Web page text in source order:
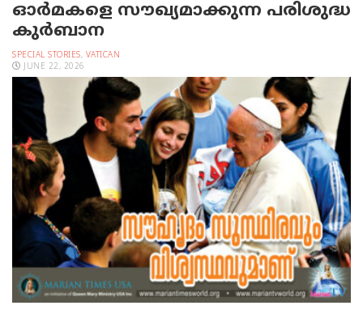
ഓര്‍മകളെ സൗഖ്യമാക്കുന്ന പരിശുദ്ധ
കുര്‍ബാന
SPECIAL STORIES, VATICAN
JUNE 22, 2026